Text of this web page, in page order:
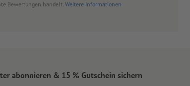
Bewertungen handelt. Weitere Informationen
abonnieren & 15 % Gutschein sichern